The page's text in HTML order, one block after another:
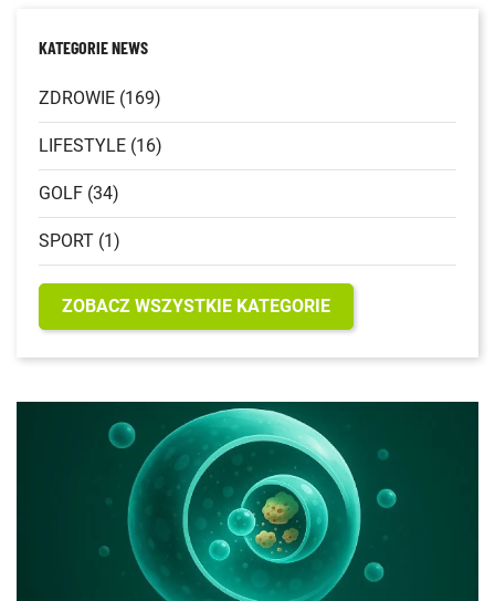
KATEGORIE NEWS
ZDROWIE (169)
LIFESTYLE (16)
GOLF (34)
SPORT (1)
ZOBACZ WSZYSTKIE KATEGORIE